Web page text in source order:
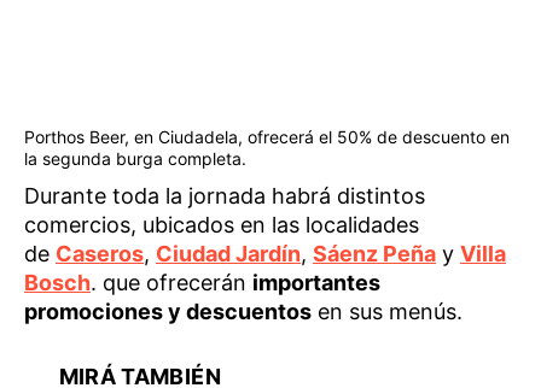
Porthos Beer, en Ciudadela, ofrecerá el 50% de descuento en
la segunda burga completa.
Durante toda la jornada habrá distintos
comercios, ubicados en las localidades
de Caseros, Ciudad Jardín, Sáenz Peña y Villa
Bosch. que ofrecerán importantes
promociones y descuentos en sus menús.